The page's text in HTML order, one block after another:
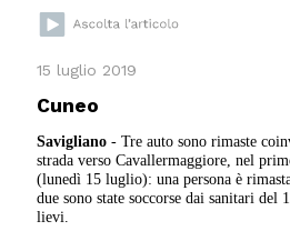
15 luglio 2019
Cuneo
Savigliano - Tre auto sono rimaste
strada verso Cavallermaggiore, nel
(lunedì 15 luglio): una persona è
due sono state soccorse dai sanitari del
lievi.